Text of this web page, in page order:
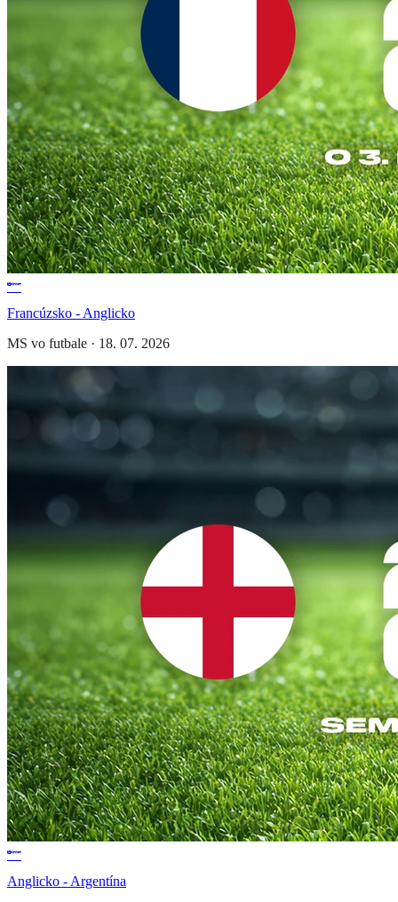
Francúzsko - Anglicko
MS vo futbale · 18. 07. 2026
Anglicko - Argentína